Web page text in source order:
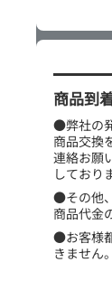
商品到
●弊社の
商品交換
連絡お願
しており
●その他
商品代金
●お客様
きません。